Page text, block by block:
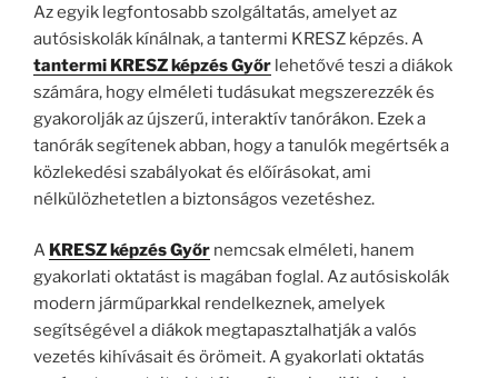
Az egyik legfontosabb szolgáltatás, amelyet az
autósiskolák kínálnak, a tantermi KRESZ képzés. A
tantermi KRESZ képzés Győr lehetővé teszi a diákok
számára, hogy elméleti tudásukat megszerezzék és
gyakorolják az újszerű, interaktív tanórákon. Ezek a
tanórák segítenek abban, hogy a tanulók megértsék a
közlekedési szabályokat és előírásokat, ami
nélkülözhetetlen a biztonságos vezetéshez.
A KRESZ képzés Győr nemcsak elméleti, hanem
gyakorlati oktatást is magában foglal. Az autósiskolák
modern járműparkkal rendelkeznek, amelyek
segítségével a diákok megtapasztalhatják a valós
vezetés kihívásait és örömeit. A gyakorlati oktatás